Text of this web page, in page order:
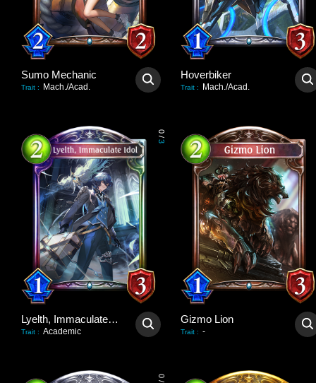
Sumo Mechanic
Trait : Mach./Acad.
Hoverbiker
Trait : Mach./Acad.
0
/
3
Lyelth, Immaculate Idol
Trait : Academic
Gizmo Lion
Trait : -
0
/